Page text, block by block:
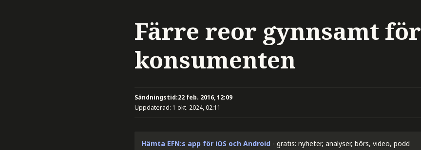
Färre reor gynnsamt för
konsumenten
Sändningstid:22 feb. 2016, 12:09
Uppdaterad: 1 okt. 2024, 02:11
Hämta EFN:s app för iOS och Android - gratis: nyheter, analyser, börs, video, podd